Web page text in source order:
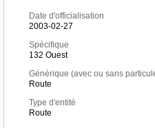
Date d'officialisation
2003-02-27
Spécifique
132 Ouest
Générique (avec ou sans
Route
Type d'entité
Route